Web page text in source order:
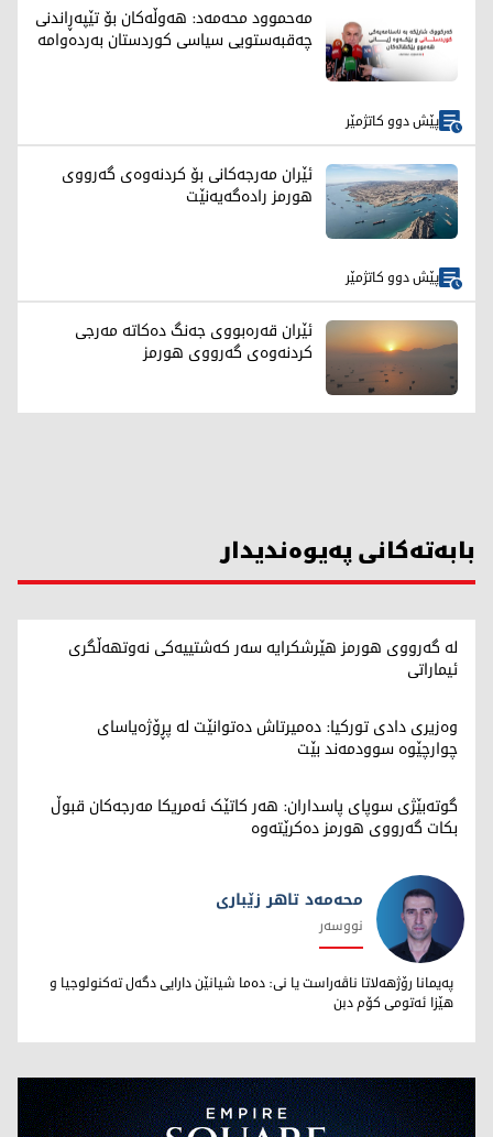
مەحموود محەمەد: هەوڵەکان بۆ تێپەڕاندنی
چەقبەستویی سیاسی کوردستان بەردەوامە
پێش دوو کاتژمێر
ئێران مەرجەکانی بۆ کردنەوەی گەرووی
هورمز رادەگەیەنێت
پێش دوو کاتژمێر
ئێران قەرەبووی جەنگ دەکاتە مەرجی
کردنەوەی گەرووی هورمز
بابەتەکانی پەیوەندیدار
لە گەرووی هورمز هێرشکرایە سەر کەشتییەکی نەوتهەڵگری
ئیماراتی
وەزیری دادی تورکیا: دەمیرتاش دەتوانێت لە پڕۆژەیاسای
چوارچێوە سوودمەند بێت
گوتەبێژی سوپای پاسداران: هەر کاتێک ئەمریکا مەرجەکان قبوڵ
بکات گەرووی هورمز دەکرێتەوە
محەمەد تاهر زێبارى
محەمەد تاهر زێبارى
نووسەر
پەیمانا رۆژهەلاتا ناڤەراست یا نى: دەما شیانێن دارایى دگەل تەکنولوجیا و
هێزا ئەتومى کۆم دبن